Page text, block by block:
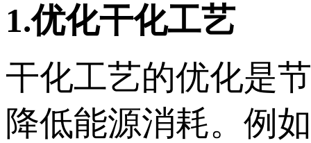
1.优化干化工艺
干化工艺的优化是
降低能源消耗。例